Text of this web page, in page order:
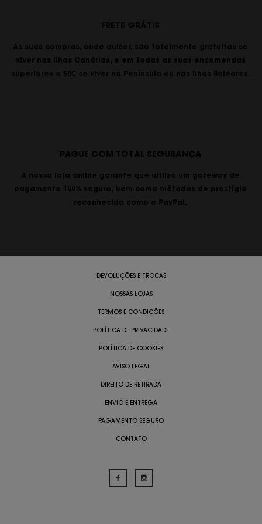
FRETE GRÁTIS
As suas compras, onde quiser, são totalmente gratuitas se
viver nas Ilhas Canárias, e em todas as suas encomendas
superiores a 50€ se viver na Península ou nas Ilhas Baleares.
PAGUE COM TOTAL SEGURANÇA
A nossa loja online garante que utiliza um gateway de
pagamento 100% seguro, bem como métodos de prestígio
reconhecido como o PayPal.
DEVOLUÇÕES E TROCAS
NOSSAS LOJAS
TERMOS E CONDIÇÕES
POLÍTICA DE PRIVACIDADE
POLÍTICA DE COOKIES
AVISO LEGAL
DIREITO DE RETIRADA
ENVIO E ENTREGA
PAGAMENTO SEGURO
CONTATO